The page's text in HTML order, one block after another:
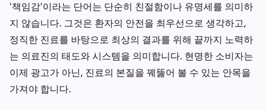
'책임감'이라는 단어는 단순히 친절함이나 유명세를 의미하
지 않습니다. 그것은 환자의 안전을 최우선으로 생각하고,
정직한 진료를 바탕으로 최상의 결과를 위해 끝까지 노력하
는 의료진의 태도와 시스템을 의미합니다. 현명한 소비자는
이제 광고가 아닌, 진료의 본질을 꿰뚫어 볼 수 있는 안목을
가져야 합니다.